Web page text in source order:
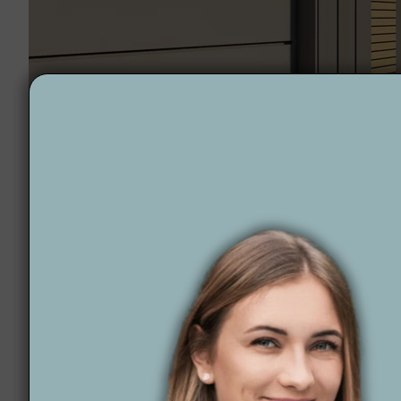
Projektowanie ogrodów Żory
Realizujemy projektowanie na terenie całego